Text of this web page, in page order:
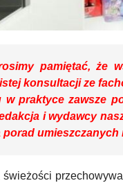
pamiętać, że
konsultacji ze
w praktyce zawsze
i wydawcy
porad umieszczanych